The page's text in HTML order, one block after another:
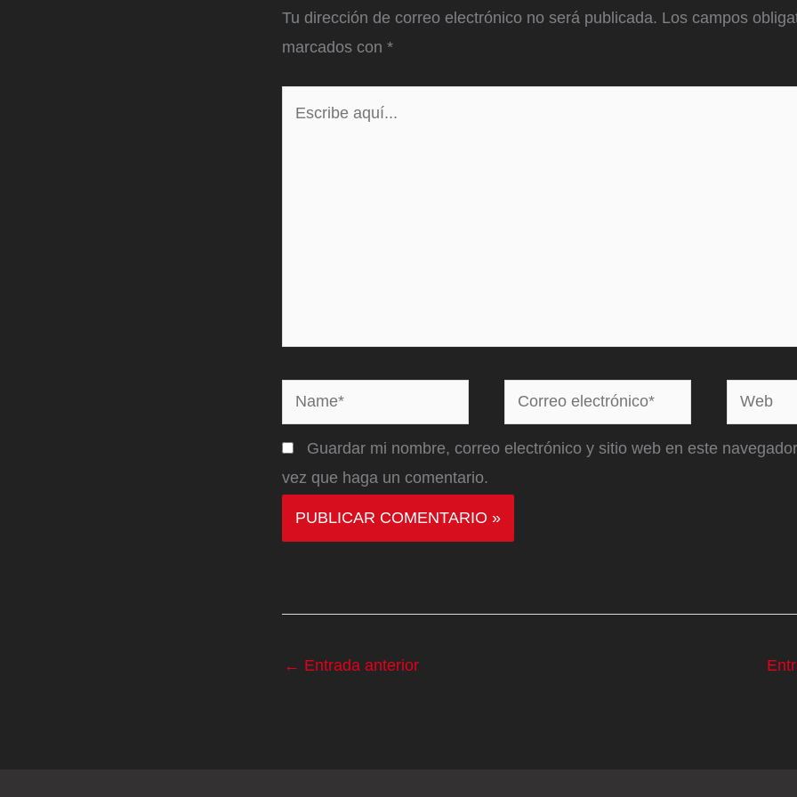
Tu dirección de correo electrónico no será publicada. Los campos
marcados con *
Name*
Correo
electrónico*
Web
Guardar mi nombre, correo electrónico y sitio web en este
vez que haga un comentario.
← Entrada anterior